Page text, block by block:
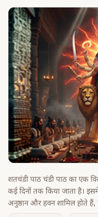
शतचंडी पाठ चंडी पाठ का एक
कई दिनों तक किया जाता है।
अनुष्ठान और हवन शामिल होते हैं,